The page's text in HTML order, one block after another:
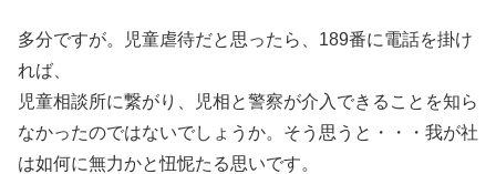
多分ですが。児童虐待だと思ったら、189番に電話を掛け
れば、
児童相談所に繋がり、児相と警察が介入できることを知ら
なかったのではないでしょうか。そう思うと・・・我が社
は如何に無力かと忸怩たる思いです。